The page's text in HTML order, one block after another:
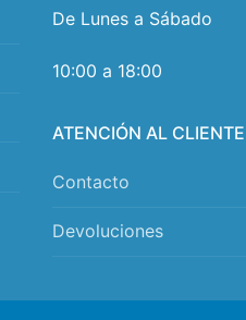
De Lunes a Sábado
10:00 a 18:00
ATENCIÓN AL CLIENTE
Contacto
Devoluciones